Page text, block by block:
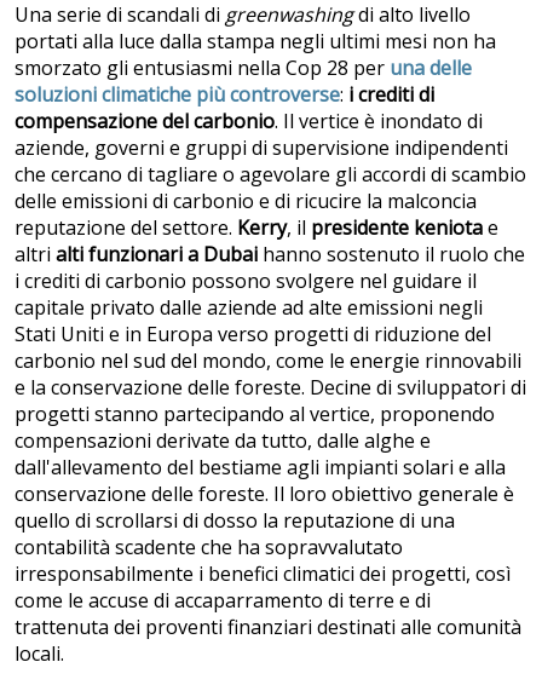
Una serie di scandali di greenwashingdi alto livello
portati alla luce dalla stampa negli ultimi mesi non ha
smorzato gli entusiasmi nella Cop 28 per una delle
soluzioni climatiche più controverse: i crediti di
compensazione del carbonio. Il vertice è inondato di
aziende, governi e gruppi di supervisione indipendenti
che cercano di tagliare o agevolare gli accordi di scambio
delle emissioni di carbonio e di ricucire la malconcia
reputazione del settore. Kerry, il presidente keniotae
altri alti funzionari a Dubai hanno sostenuto il ruolo che
i crediti di carbonio possono svolgere nel guidare il
capitale privato dalle aziende ad alte emissioni negli
Stati Uniti e in Europa verso progetti di riduzione del
carbonio nel sud del mondo, come le energie rinnovabili
e la conservazione delle foreste. Decine di sviluppatori di
progetti stanno partecipando al vertice, proponendo
compensazioni derivate da tutto, dalle alghe e
dall'allevamento del bestiame agli impianti solari e alla
conservazione delle foreste. Il loro obiettivo generale è
quello di scrollarsi di dosso la reputazione di una
contabilità scadente che ha sopravvalutato
irresponsabilmente i benefici climatici dei progetti, così
come le accuse di accaparramento di terre e di
trattenuta dei proventi finanziari destinati alle comunità
locali.